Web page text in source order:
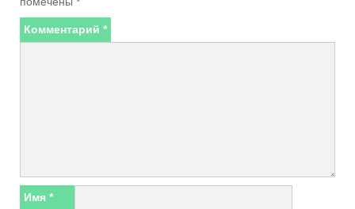
Комментарий *
Имя *